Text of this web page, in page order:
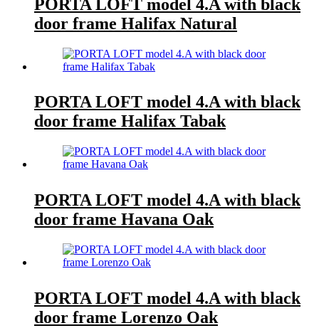
PORTA LOFT model 4.A with black
door frame Halifax Natural
PORTA LOFT model 4.A with black
door frame Halifax Tabak
PORTA LOFT model 4.A with black
door frame Havana Oak
PORTA LOFT model 4.A with black
door frame Lorenzo Oak